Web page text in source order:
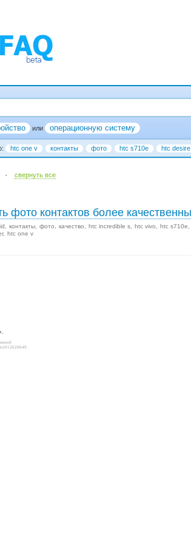
или операционную систему
htc one v контакты фото htc s710e htc
· cвернуть все
фото контактов более
контакты фото качество htc incredible s htc vivo htc s710e
htc one v